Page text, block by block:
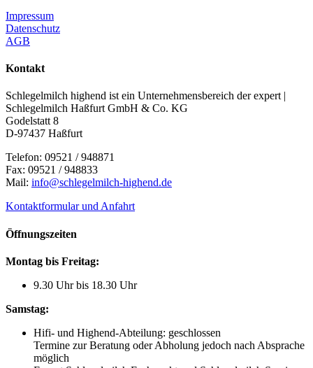
Impressum
Datenschutz
AGB
Kontakt
Schlegelmilch highend ist ein Unternehmensbereich der expert |
Schlegelmilch Haßfurt GmbH & Co. KG
Godelstatt 8
D-97437 Haßfurt
Telefon: 09521 / 948871
Fax: 09521 / 948833
Mail: info@schlegelmilch-highend.de
Kontaktformular und Anfahrt
Öffnungszeiten
Montag bis Freitag:
9.30 Uhr bis 18.30 Uhr
Samstag:
Hifi- und Highend-Abteilung: geschlossen
Termine zur Beratung oder Abholung jedoch nach Absprache
möglich